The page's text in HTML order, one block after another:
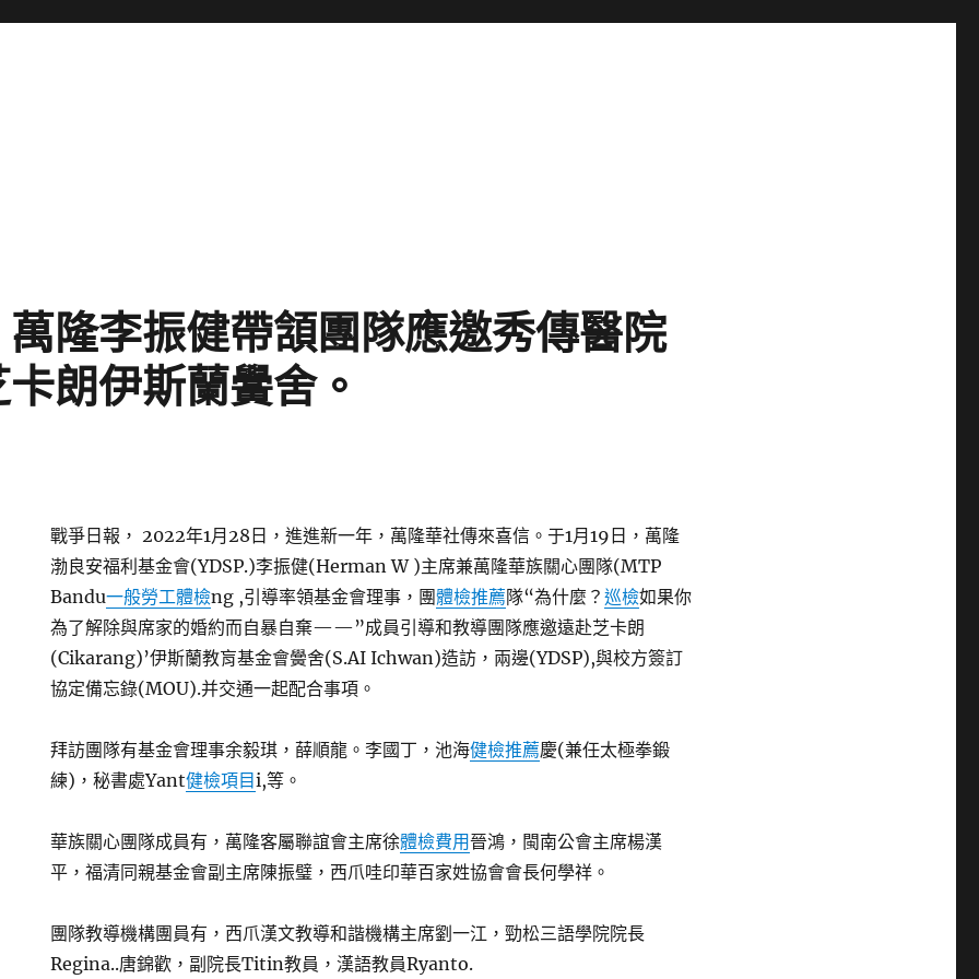
隆李振健帶頷團隊應邀秀傳醫院
朗伊斯蘭黌舍。
戰爭日報， 2022年1月28日，進進新一年，萬隆華社傳來喜信。于1月19日，萬隆
渤良安福利基金會(YDSP.)李振健(Herman W )主席兼萬隆華族關心團隊(MTP
Bandu一般勞工體檢ng ,引導率領基金會理事，團體檢推薦隊“為什麼？巡檢如果你
為了解除與席家的婚約而自暴自棄——”成員引導和教導團隊應邀遠赴芝卡朗
(Cikarang)’伊斯蘭教肓基金會黌舍(S.AI Ichwan)造訪，兩邊(YDSP),與校方簽訂
協定備忘錄(MOU).并交通一起配合事項。
拜訪團隊有基金會理事余毅琪，薛順龍。李國丁，池海健檢推薦慶(兼任太極拳鍛
練)，秘書處Yant健檢項目i,等。
華族關心團隊成員有，萬隆客屬聯誼會主席徐體檢費用晉鴻，閩南公會主席楊漢
平，福清同親基金會副主席陳振璧，西爪哇印華百家姓協會會長何學祥。
團隊教導機構團員有，西爪漢文教導和諧機構主席劉一江，勁松三語學院院長
Regina..唐錦歡，副院長Titin教員，漢語教員Ryanto.